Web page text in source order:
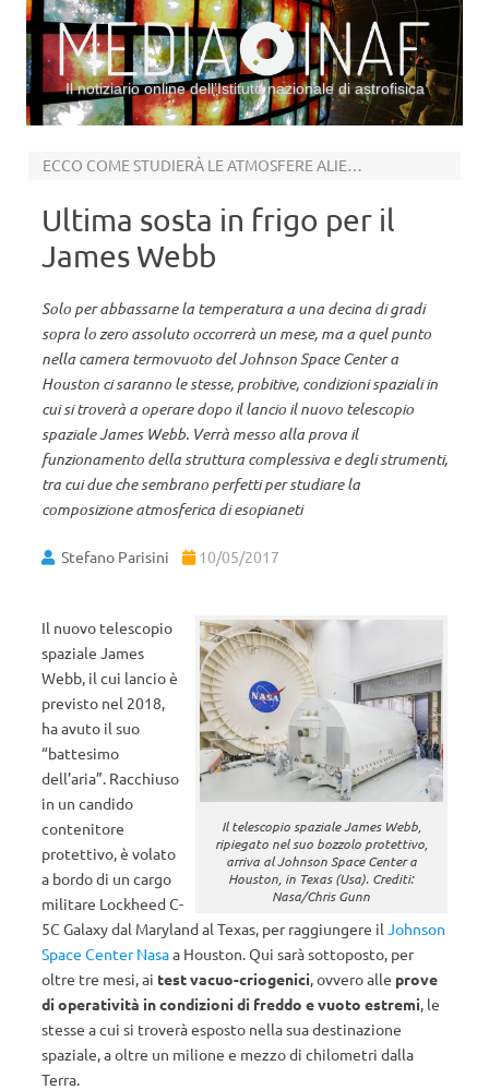
Il notiziario online dell’Istituto nazionale di astrofisica
ECCO COME STUDIERÀ LE ATMOSFERE ALIENE
Ultima sosta in frigo per il
James Webb
Solo per abbassarne la temperatura a una decina di gradi
sopra lo zero assoluto occorrerà un mese, ma a quel punto
nella camera termovuoto del Johnson Space Center a
Houston ci saranno le stesse, probitive, condizioni spaziali in
cui si troverà a operare dopo il lancio il nuovo telescopio
spaziale James Webb. Verrà messo alla prova il
funzionamento della struttura complessiva e degli strumenti,
tra cui due che sembrano perfetti per studiare la
composizione atmosferica di esopianeti
Stefano Parisini 10/05/2017
Il telescopio spaziale James Webb,
ripiegato nel suo bozzolo protettivo,
arriva al Johnson Space Center a
Houston, in Texas (Usa). Crediti:
Nasa/Chris Gunn
Il nuovo telescopio
spaziale James
Webb, il cui lancio è
previsto nel 2018,
ha avuto il suo
“battesimo
dell’aria”. Racchiuso
in un candido
contenitore
protettivo, è volato
a bordo di un cargo
militare Lockheed C-
5C Galaxy dal Maryland al Texas, per raggiungere il Johnson
Space Center Nasaa Houston. Qui sarà sottoposto, per
oltre tre mesi, ai test vacuo-criogenici, ovvero alle prove
di operatività in condizioni di freddo e vuoto estremi, le
stesse a cui si troverà esposto nella sua destinazione
spaziale, a oltre un milione e mezzo di chilometri dalla
Terra.